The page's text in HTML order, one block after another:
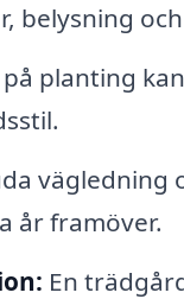
belysning
planting
år framöver.
En